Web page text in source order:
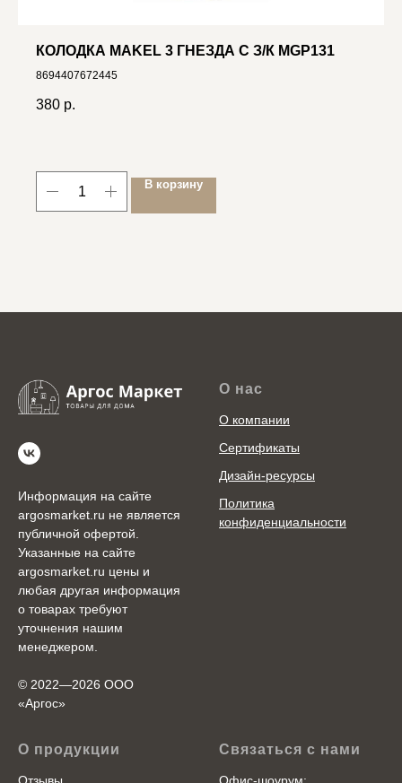
КОЛОДКА MAKEL 3 ГНЕЗДА С З/К MGP131
8694407672445
380 р.
В корзину
Информация на сайте
argosmarket.ru не является
публичной офертой.
Указанные на сайте
argosmarket.ru цены и
любая другая информация
о товарах требуют
уточнения нашим
менеджером.
© 2022—2026 ООО
«Аргоc»
О нас
О компании
Сертификаты
Дизайн-ресурсы
Политика
конфиденциальности
О продукции Связаться с нами